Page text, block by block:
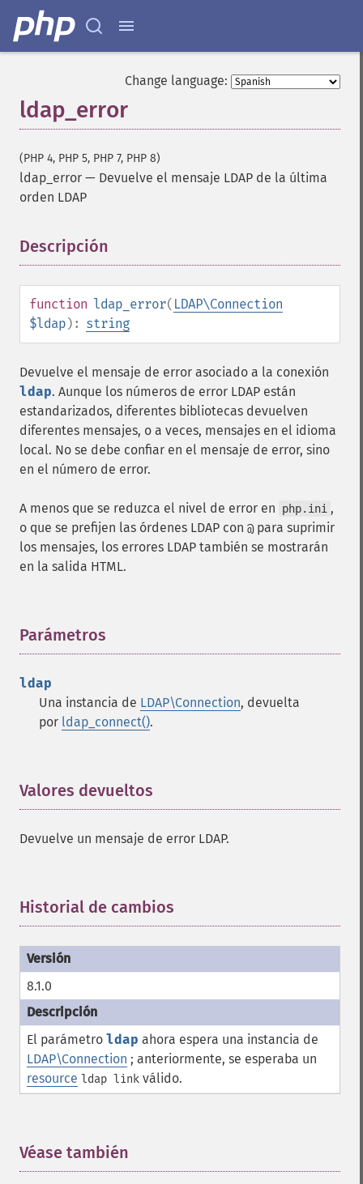
Change language:
ldap_error
(PHP 4, PHP 5, PHP 7, PHP 8)
ldap_error — Devuelve el mensaje LDAP de la última
orden LDAP
Descripción
function ldap_error( LDAP\Connection
$ldap): string
Devuelve el mensaje de error asociado a la conexión
ldap. Aunque los números de error LDAP están
estandarizados, diferentes bibliotecas devuelven
diferentes mensajes, o a veces, mensajes en el idioma
local. No se debe confiar en el mensaje de error, sino
en el número de error.
A menos que se reduzca el nivel de error en php.ini ,
o que se prefijen las órdenes LDAP con @para suprimir
los mensajes, los errores LDAP también se mostrarán
en la salida HTML.
Parámetros
ldap
Una instancia de LDAP\Connection, devuelta
por ldap_connect().
Valores devueltos
Devuelve un mensaje de error LDAP.
Historial de cambios
8.1.0
El parámetro ldap ahora espera una instancia de
LDAP\Connection ; anteriormente, se esperaba un
resource ldap link válido.
Véase también